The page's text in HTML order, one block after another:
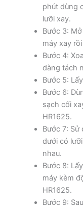
phút dùng
lưỡi xay.
Bước 3:
máy xay
Bước 4:
dàng tách
Bước 5:
Bước 6:
sạch cối
HR1625.
Bước 7: Sử
dưới có
nhau.
Bước 8:
máy kèm
HR1625.
Bước 9: